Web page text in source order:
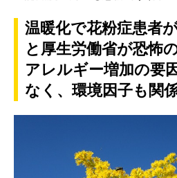
温暖化で花粉症患者
と厚生労働省が恐怖
アレルギー増加の要
なく、環境因子も関